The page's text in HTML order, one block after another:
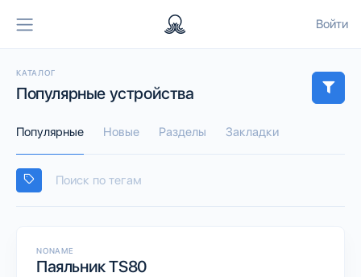
Войти
КАТАЛОГ
Популярные устройства
Популярные Новые Разделы Закладки
NONAME
Паяльник TS80